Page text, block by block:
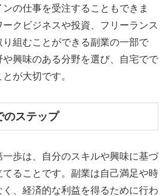
の仕事を受注することもできま
クビジネスや投資、フリーランス
組むことができる副業の一部で
興味のある分野を選び、自宅でで
が大切です。
のステップ
歩は、自分のスキルや興味に基づ
ることです。副業は自己満足や時
、経済的な利益を得るために行わ